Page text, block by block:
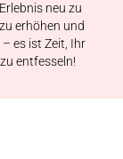
neu zu
erhöhen und
es ist Zeit, Ihr
entfesseln!